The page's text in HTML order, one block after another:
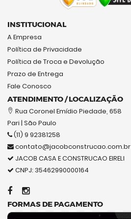
INSTITUCIONAL
A Empresa
Política de Privacidade
Política de Troca e Devolução
Prazo de Entrega
Fale Conosco
ATENDIMENTO / LOCALIZAÇÃO
Rua Coronel Emídio Piedade, 658
Pari | São Paulo
(11) 9 92381258
contato@jacobconstrucao.com.br
JACOB CASA E CONSTRUCAO EIRELI
CNPJ: 35462990000164
FORMAS DE PAGAMENTO